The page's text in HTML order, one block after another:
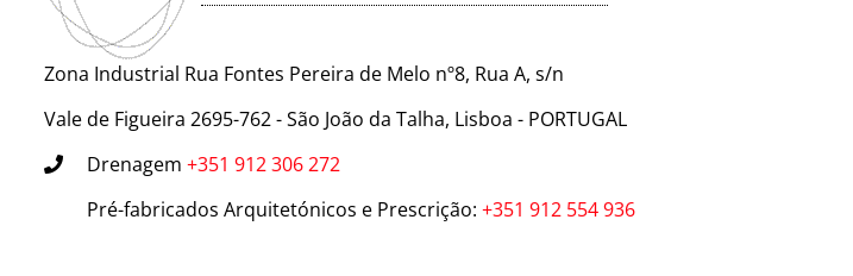
Zona Industrial Rua Fontes Pereira de Melo nº8, Rua A, s/n
Vale de Figueira 2695-762 - São João da Talha, Lisboa - PORTUGAL
Drenagem +351 912 306 272
Pré-fabricados Arquitetónicos e Prescrição: +351 912 554 936